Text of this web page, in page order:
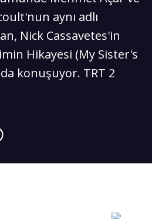
aynı adlı
Nick Cassavetes'in
Hikayesi (My Sister's
konuşuyor. TRT 2